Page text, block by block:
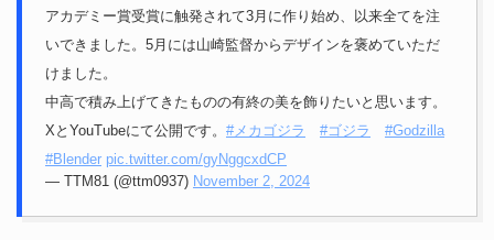
アカデミー賞受賞に触発されて3月に作り始め、以来全てを注
いできました。5月には山崎監督からデザインを褒めていただ
けました。
中高で積み上げてきたものの有終の美を飾りたいと思います。
XとYouTubeにて公開です。 #メカゴジラ #ゴジラ
#Godzilla
#Blender pic.twitter.com/gyNggcxdCP
— TTM81 (@ttm0937) November 2, 2024